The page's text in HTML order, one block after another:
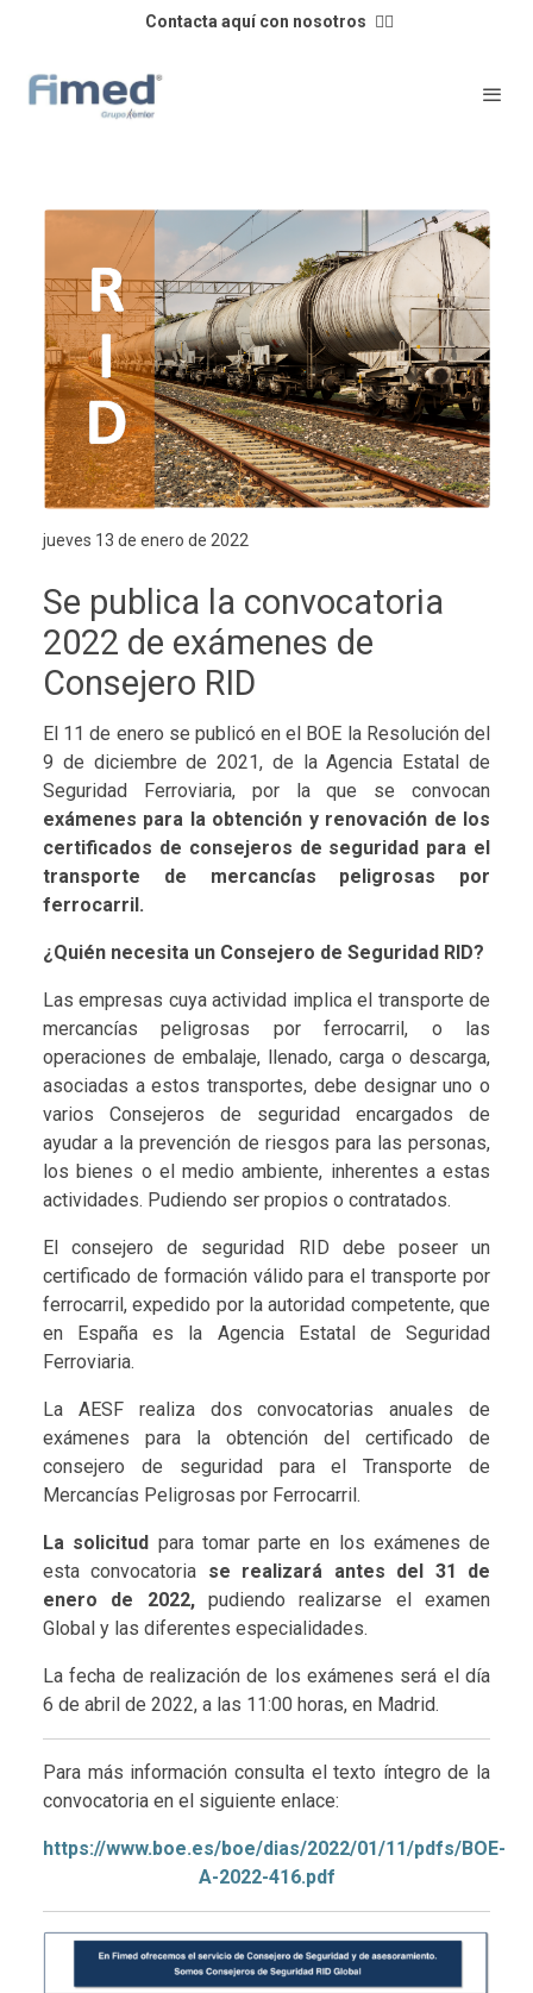
Contacta aquí con nosotros 👈🏼
jueves 13 de enero de 2022
Se publica la convocatoria
2022 de exámenes de
Consejero RID
El 11 de enero se publicó en el BOE la Resolución del
9 de diciembre de 2021, de la Agencia Estatal de
Seguridad Ferroviaria, por la que se convocan
exámenes para la obtención y renovación de los
certificados de consejeros de seguridad para el
transporte de mercancías peligrosas por
ferrocarril.
¿Quién necesita un Consejero de Seguridad RID?
Las empresas cuya actividad implica el transporte de
mercancías peligrosas por ferrocarril, o las
operaciones de embalaje, llenado, carga o descarga,
asociadas a estos transportes, debe designar uno o
varios Consejeros de seguridad encargados de
ayudar a la prevención de riesgos para las personas,
los bienes o el medio ambiente, inherentes a estas
actividades. Pudiendo ser propios o contratados.
El consejero de seguridad RID debe poseer un
certificado de formación válido para el transporte por
ferrocarril, expedido por la autoridad competente, que
en España es la Agencia Estatal de Seguridad
Ferroviaria.
La AESF realiza dos convocatorias anuales de
exámenes para la obtención del certificado de
consejero de seguridad para el Transporte de
Mercancías Peligrosas por Ferrocarril.
La solicitud para tomar parte en los exámenes de
esta convocatoria se realizará antes del 31 de
enero de 2022,pudiendo realizarse el examen
Global y las diferentes especialidades.
La fecha de realización de los exámenes será el día
6 de abril de 2022, a las 11:00 horas, en Madrid.
Para más información consulta el texto íntegro de la
convocatoria en el siguiente enlace:
https://www.boe.es/boe/dias/2022/01/11/pdfs/BOE-
A-2022-416.pdf